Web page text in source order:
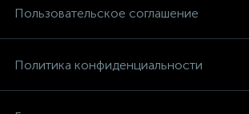
Пользовательское соглашение
Политика конфиденциальности